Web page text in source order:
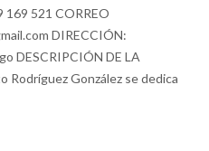
169 521 CORREO
DIRECCIÓN:
DESCRIPCIÓN DE LA
González se dedica